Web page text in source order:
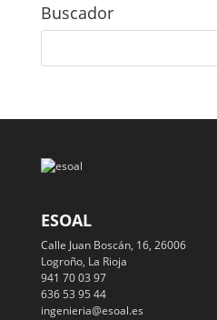
Buscador
ESOAL
Calle Juan Boscán, 16, 26006
Logroño, La Rioja
941 70 03 97
636 53 95 44
ingenieria@esoal.es